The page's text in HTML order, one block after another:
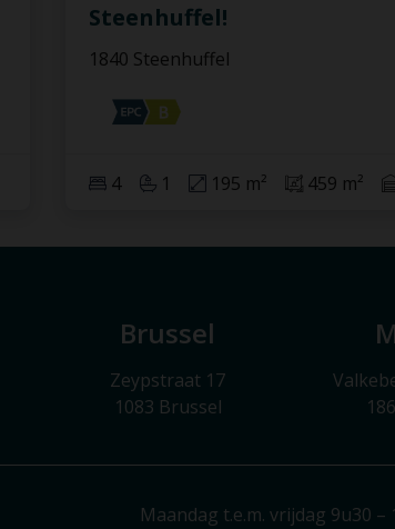
Steenhuffel!
1840 Steenhuffel
4 1 195 m² 459 m²
Brussel
Zeypstraat 17
1083 Brussel
Maandag t.e.m. vrijdag 9u30 –